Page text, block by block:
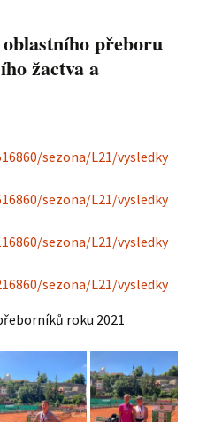
přeboru
žactva a
sezona/L21/vysledky
sezona/L21/vysledky
sezona/L21/vysledky
sezona/L21/vysledky
roku 2021